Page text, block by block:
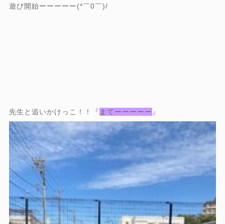
遊び開始ーーーーー(*￣0￣)/
先生と追いかけっこ！！『 まてーーーーー 』